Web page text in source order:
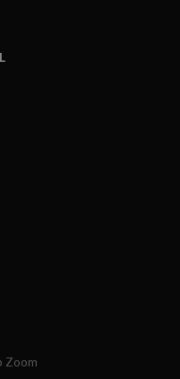
Zoom